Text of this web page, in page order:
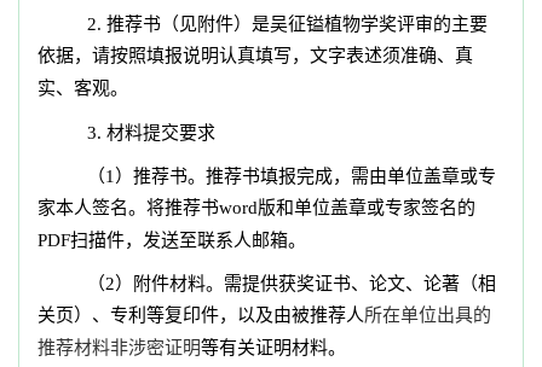
2. 推荐书（见附件）是吴征镒植物学奖评审的主要
依据，请按照填报说明认真填写，文字表述须准确、真
实、客观。
3. 材料提交要求
（1）推荐书。推荐书填报完成，需由单位盖章或专
家本人签名。将推荐书word版和单位盖章或专家签名的
PDF扫描件，发送至联系人邮箱。
（2）附件材料。需提供获奖证书、论文、论著（相
关页）、专利等复印件，以及由被推荐人所在单位出具的
推荐材料非涉密证明等有关证明材料。